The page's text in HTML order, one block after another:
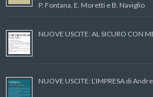
P. Fontana, E. Moretti e B. Naviglio
NUOVE USCITE: AL SICURO CON
NUOVE USCITE: L’IMPRESA di